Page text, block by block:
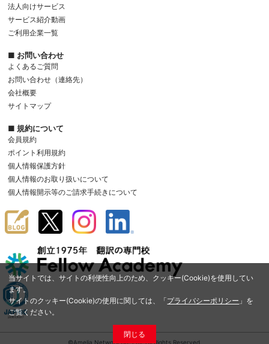
当サイトでは、サイトの利便性向上のため、クッキー(Cookie)を使用してい
ます。
サイトのクッキー(Cookie)の使用に関しては、「プライバシーポリシー 」を
ご覧ください。
閉じる
法人向けサービス
サービス紹介動画
ご利用企業一覧
■ お問い合わせ
よくあるご質問
お問い合わせ（連絡先）
会社概要
サイトマップ
■ 規約について
会員規約
ポイント利用規約
個人情報保護方針
個人情報のお取り扱いについて
個人情報開示等のご請求手続きについて
©Amelia Network Co.,Ltd. All Rights Reserved.